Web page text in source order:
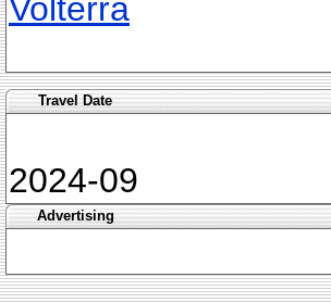
Volterra
Travel Date
2024-09
Advertising